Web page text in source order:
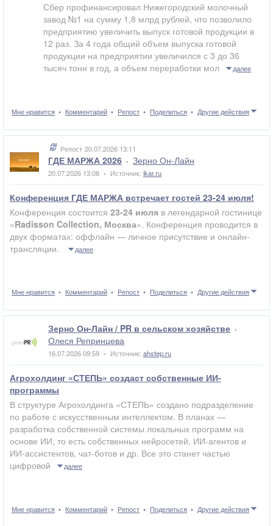
Сбер профинансировал Нижегородский молочный
завод №1 на сумму 1,8 млрд рублей, что позволило
предприятию увеличить выпуск готовой продукции в
12 раз. За 4 года общий объем выпуска готовой
продукции на предприятии увеличился с 3 до 36
тысяч тонн в год, а объем переработки мол
далее
Мне нравится Комментарий Репост Поделиться Другие действия
Репост 20.07.2026 13:11
ГДЕ МАРЖА 2026 • Зерно Он-Лайн
20.07.2026 13:08 • Источник: ikar.ru
Конференция ГДЕ МАРЖА встречает гостей 23-24 июля!
Конференция состоится 23-24 июля в легендарной гостинице
«Radisson Collection, Москва». Конференция проводится в
двух форматах: оффлайн — личное присутствие и онлайн-
трансляции.
далее
Мне нравится Комментарий Репост Поделиться Другие действия
Зерно Он-Лайн / PR в сельском хозяйстве •
Олеся Репринцева
16.07.2026 09:59 • Источник: ahstep.ru
Агрохолдинг «СТЕПЬ» создаст собственные ИИ-
программы
В структуре Агрохолдинга «СТЕПЬ» создано подразделение
по работе с искусственным интеллектом. В планах —
разработка собственной системы локальных программ на
основе ИИ, то есть собственных нейросетей, ИИ-агентов и
ИИ-ассистентов, чат-ботов и др. Все это станет частью
цифровой
далее
Мне нравится Комментарий Репост Поделиться Другие действия